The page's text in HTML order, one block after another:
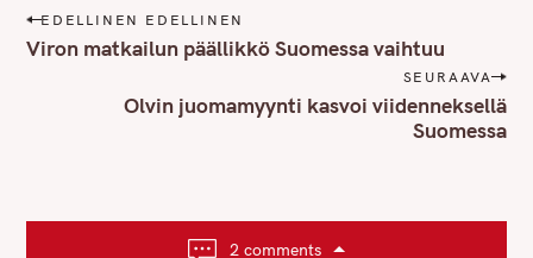
P
o
i
EDELLINEN EDELLINEN
Viron matkailun päällikkö Suomessa vaihtuu
SEURAAVA
Olvin juomamyynti kasvoi viidenneksellä
Suomessa
2 comments